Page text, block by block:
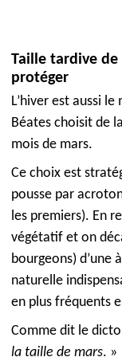
Taille tardive
protéger
L’hiver est aussi
Béates choisit de
mois de mars.
Ce choix est
pousse par
les premiers). En
végétatif et on
bourgeons) d’une
naturelle
en plus fréquents
Comme dit le
la taille de mars. »